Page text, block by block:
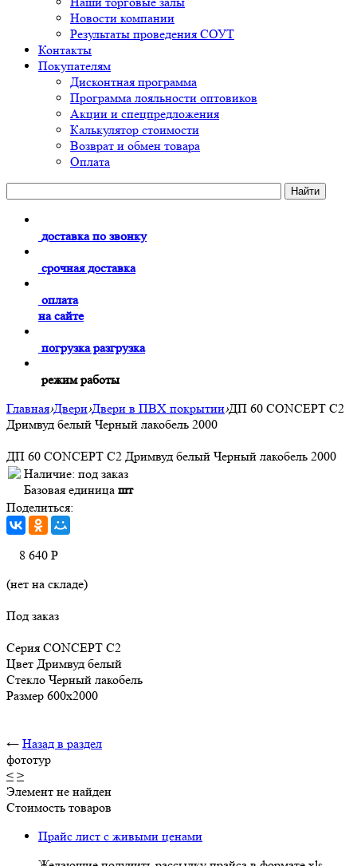
Новости компании
Результаты проведения СОУТ
Контакты
Покупателям
Дисконтная программа
Программа лояльности оптовиков
Акции и спецпредложения
Калькулятор стоимости
Возврат и обмен товара
Оплата
доставка по звонку
срочная доставка
оплата
на сайте
погрузка разгрузка
режим работы
Главная›Двери›Двери в ПВХ покрытии›ДП 60 CONCEPT C2
Дримвуд белый Черный лакобель 2000
ДП 60 CONCEPT C2 Дримвуд белый Черный лакобель 2000
Наличие: под заказ
Базовая единица шт
Поделиться:
8 640 Р
(нет на складе)
Под заказ
Серия CONCEPT C2
Цвет Дримвуд белый
Стекло Черный лакобель
Размер 600х2000
← Назад в раздел
фототур
< >
Элемент не найден
Стоимость товаров
Прайс лист с живыми ценами